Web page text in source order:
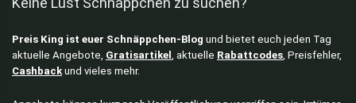
Preis King ist euer Schnäppchen-Blog und bietet euch jeden Tag
aktuelle Angebote, Gratisartikel , aktuelle Rabattcodes, Preisfehler,
Cashbackund vieles mehr.